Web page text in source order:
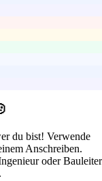
du bist! Verwende
Anschreiben.
oder Bauleiter